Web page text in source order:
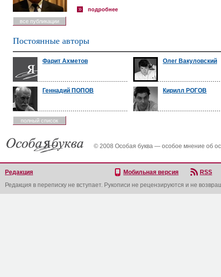
подробнее
все публикации
Постоянные авторы
Фарит Ахметов Олег Вакуловский
Геннадий ПОПОВ Кирилл РОГОВ
полный список
© 2008 Особая буква — особое мнение об
Редакция Мобильная версия
RSS
Редакция в переписку не вступает. Рукописи не рецензируются и не